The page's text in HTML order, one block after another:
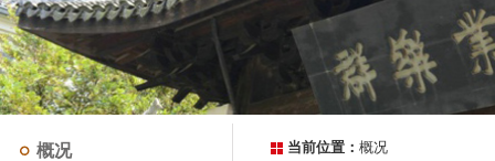
概况 当前位置： 概况